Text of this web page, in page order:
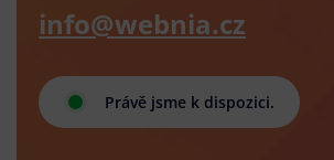
Právě jsme k dispozici.
info@webnia.cz